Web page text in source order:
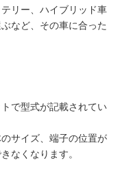
リー、ハイブリッド車
など、その車に合った
で型式が記載されてい
サイズ、端子の位置が
なくなります。